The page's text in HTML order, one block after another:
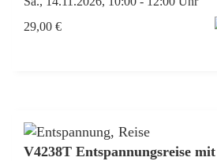
29,00 €
V4238T Entspannungsreise